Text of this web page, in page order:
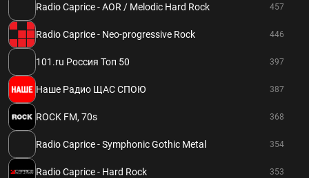
Radio Caprice - AOR / Melodic Hard Rock 457
Radio Caprice - Neo-progressive Rock 446
101.ru Россия Топ 50 397
Наше Радио ЩАС СПОЮ 387
ROCK FM, 70s 368
Radio Caprice - Symphonic Gothic Metal 354
Radio Caprice - Hard Rock 353